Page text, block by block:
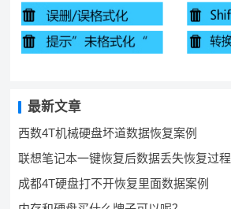
最新文章
西数4T机械硬盘坏道数据恢复案例
联想笔记本一键恢复后数据丢失恢复过程
成都4T硬盘打不开恢复里面数据案例